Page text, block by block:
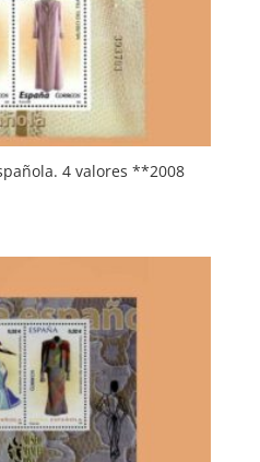
4 valores **2008